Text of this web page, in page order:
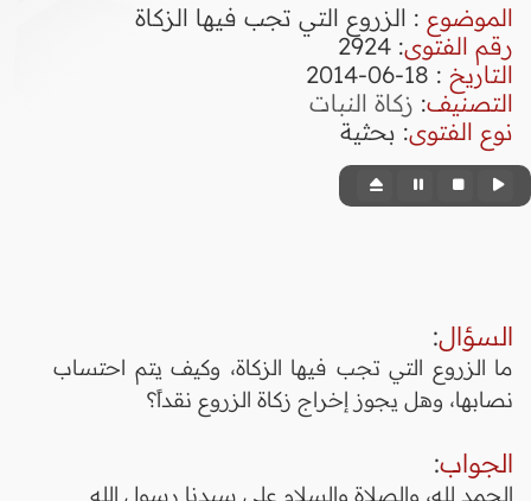
الموضوع : الزروع التي تجب فيها الزكاة
رقم الفتوى:
2924
التاريخ : 18-06-2014
التصنيف: زكاة النبات
نوع الفتوى: بحثية
السؤال:
ما الزروع التي تجب فيها الزكاة، وكيف يتم احتساب
نصابها، وهل يجوز إخراج زكاة الزروع نقداً؟
الجواب:
الحمد لله، والصلاة والسلام على سيدنا رسول الله